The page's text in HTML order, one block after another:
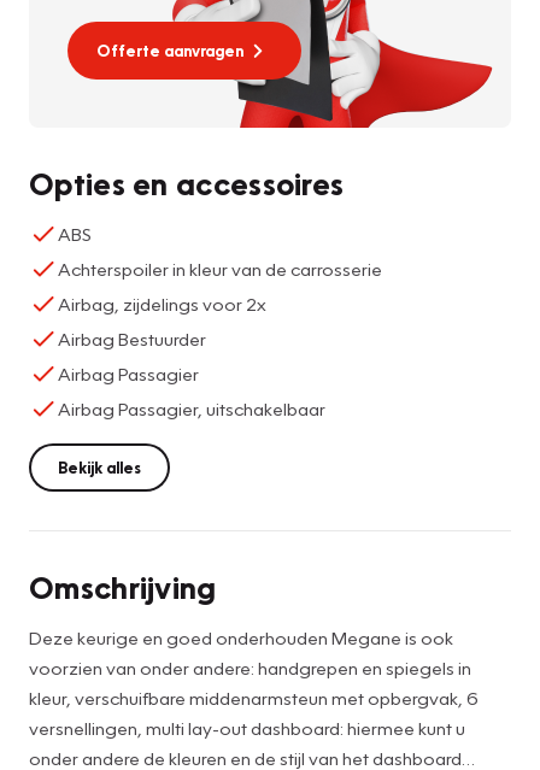
Offerte aanvragen
Opties en accessoires
ABS
Achterspoiler in kleur van de carrosserie
Airbag, zijdelings voor 2x
Airbag Bestuurder
Airbag Passagier
Airbag Passagier, uitschakelbaar
Bekijk alles
Omschrijving
Deze keurige en goed onderhouden Megane is ook
voorzien van onder andere: handgrepen en spiegels in
kleur, verschuifbare middenarmsteun met opbergvak, 6
versnellingen, multi lay-out dashboard: hiermee kunt u
onder andere de kleuren en de stijl van het dashboard